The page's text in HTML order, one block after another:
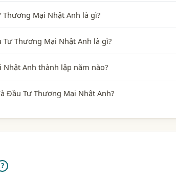
Thương Mại Nhật Anh là gì?
Tư Thương Mại Nhật Anh là gì?
Nhật Anh thành lập năm nào?
Đầu Tư Thương Mại Nhật Anh?
?